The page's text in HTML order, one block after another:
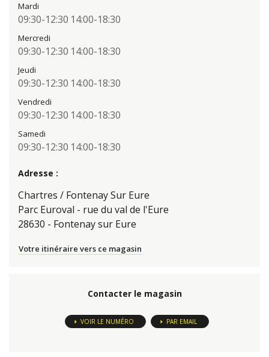
Mardi
09:30-12:30 14:00-18:30
Mercredi
09:30-12:30 14:00-18:30
Jeudi
09:30-12:30 14:00-18:30
Vendredi
09:30-12:30 14:00-18:30
Samedi
09:30-12:30 14:00-18:30
Adresse :
Chartres / Fontenay Sur Eure
Parc Euroval - rue du val de l'Eure
28630 - Fontenay sur Eure
Votre itinéraire vers ce magasin
Contacter le magasin
VOIR LE NUMÉRO PAR EMAIL